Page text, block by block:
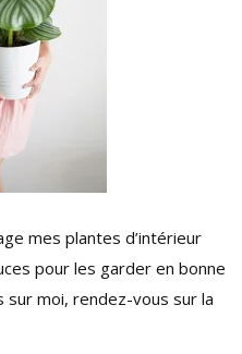
mes plantes d’intérieur
pour les garder en bonne
sur moi, rendez-vous sur la